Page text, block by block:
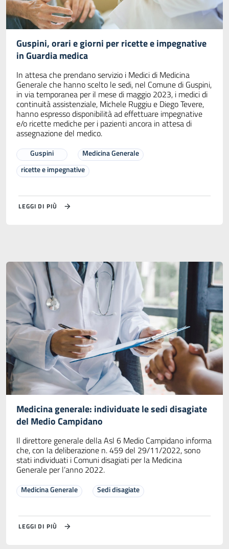
Guspini, orari e giorni per ricette e impegnative
in Guardia medica
In attesa che prendano servizio i Medici di Medicina
Generale che hanno scelto le sedi, nel Comune di Guspini,
in via temporanea per il mese di maggio 2023, i medici di
continuità assistenziale, Michele Ruggiu e Diego Tevere,
hanno espresso disponibilità ad effettuare impegnative
e/o ricette mediche per i pazienti ancora in attesa di
assegnazione del medico.
Guspini
Medicina Generale
ricette e impegnative
LEGGI DI PIÙ
Medicina generale: individuate le sedi disagiate
del Medio Campidano
Il direttore generale della Asl 6 Medio Campidano informa
che, con la deliberazione n. 459 del 29/11/2022, sono
stati individuati i Comuni disagiati per la Medicina
Generale per l’anno 2022.
Medicina Generale Sedi disagiate
LEGGI DI PIÙ